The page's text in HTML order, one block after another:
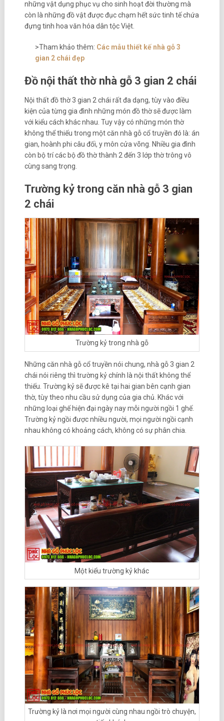
những vật dụng phục vụ cho sinh hoạt đời thường mà
còn là những đồ vật được đục chạm hết sức tinh tế chứa
đựng tinh hoa văn hóa dân tộc Việt.
>Tham khảo thêm: Các mẫu thiết kế nhà gỗ 3
gian 2 chái đẹp
Đồ nội thất thờ nhà gỗ 3 gian 2 chái
Nội thất đồ thờ 3 gian 2 chái rất đa dạng, tùy vào điều
kiện của từng gia đình những món đồ thờ sẽ được làm
với kiểu cách khác nhau. Tuy vậy có những món thờ
không thể thiếu trong một căn nhà gỗ cổ truyền đó là: án
gian, hoành phi câu đối, y môn cửa võng. Nhiều gia đình
còn bộ trí các bộ đồ thờ thành 2 đến 3 lớp thờ trông vô
cùng sang trọng.
Trường kỷ trong căn nhà gỗ 3 gian
2 chái
Trường kỷ trong nhà gỗ
Những căn nhà gỗ cổ truyền nói chung, nhà gỗ 3 gian 2
chái nói riêng thì trường kỷ chính là nội thất không thể
thiếu. Trường kỷ sẽ được kê tại hai gian bên cạnh gian
thờ, tùy theo nhu cầu sử dụng của gia chủ. Khác với
những loại ghế hiện đại ngày nay mỗi người ngồi 1 ghế.
Trường kỷ ngồi được nhiều người, mọi người ngồi cạnh
nhau không có khoảng cách, không có sự phân chia.
Một kiểu trường kỷ khác
Trường kỷ là nơi mọi người cùng nhau ngồi trò chuyện,